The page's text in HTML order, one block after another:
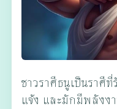
ชาวราศีธนูเป็นราศี
แจ้ง และมักมีพลังง